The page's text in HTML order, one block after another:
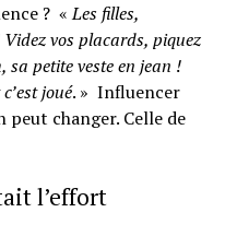
? «Les filles,
vos placards, piquez
sa petite veste en jean !
joué. » Influencer
peut changer. Celle de
l’effort